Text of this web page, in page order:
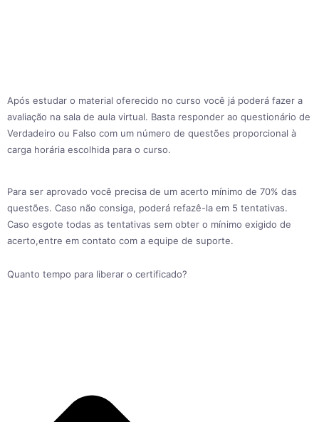
Após estudar o material oferecido no curso você já poderá fazer a
avaliação na sala de aula virtual. Basta responder ao questionário de
Verdadeiro ou Falso com um número de questões proporcional à
carga horária escolhida para o curso.
Para ser aprovado você precisa de um acerto mínimo de 70% das
questões. Caso não consiga, poderá refazê-la em 5 tentativas.
Caso esgote todas as tentativas sem obter o mínimo exigido de
acerto,entre em contato com a equipe de suporte.
Quanto tempo para liberar o certificado?